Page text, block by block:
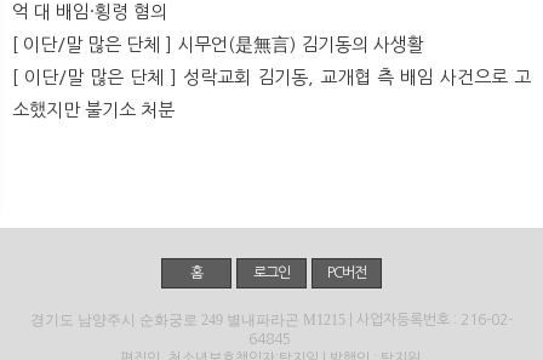
억 대 배임·횡령 혐의
[ 이단/말 많은 단체 ] 시무언(是無言) 김기동의 사생활
[ 이단/말 많은 단체 ] 성락교회 김기동, 교개협 측 배임 사건으로 고
소했지만 불기소 처분
홈 로그인 PC버전
경기도 남양주시 순화궁로 249 별내파라곤 M1215 | 사업자등록번호 : 216-02-
64845